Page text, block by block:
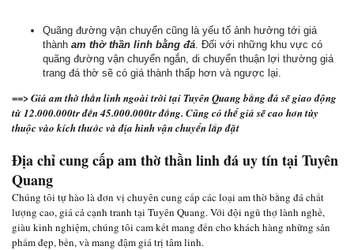
Quãng đường vận chuyển cũng là yếu tố ảnh hưởng tới giá
thành am thờ thần linh bằng đá. Đối với những khu vực có
quãng đường vận chuyển ngắn, di chuyển thuận lợi thường giá
trang đá thờ sẽ có giá thành thấp hơn và ngược lại.
==>Giá am thờ thần linh ngoài trời tại Tuyên Quang bằng đá sẽ giao động
từ 12.000.000tr đến 45.000.000tr đồng. Cũng có thể giá sẽ cao hơn tùy
thuộc vào kích thước và địa hình vận chuyển lắp đặt
Địa chỉ cung cấp am thờ thần linh đá uy tín tại Tuyên
Quang
Chúng tôi tự hào là đơn vị chuyên cung cấp các loại am thờ bằng đá chất
lượng cao, giá cả cạnh tranh tại Tuyên Quang. Với đội ngũ thợ lành nghề,
giàu kinh nghiệm, chúng tôi cam kết mang đến cho khách hàng những sản
phẩm đẹp, bền, và mang đậm giá trị tâm linh.